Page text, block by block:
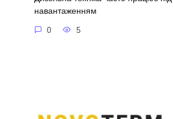
навантаженням
0 5